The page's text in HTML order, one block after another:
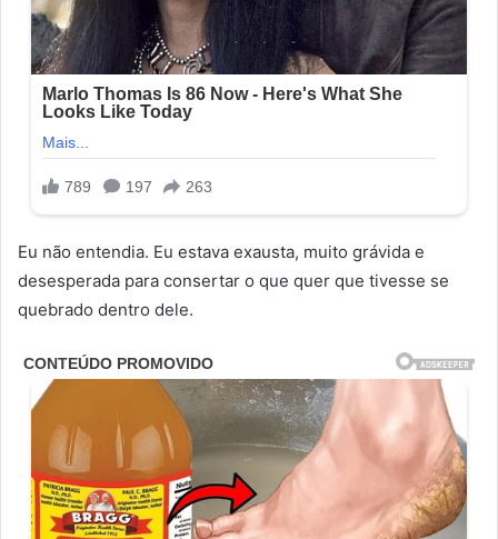
Eu não entendia. Eu estava exausta, muito grávida e
desesperada para consertar o que quer que tivesse se
quebrado dentro dele.